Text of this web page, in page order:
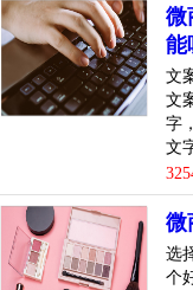
问：零钱支付额度20
办？
答：：微信零钱支付
行卡来进行微信支付
问：零钱支付额度超
微信零钱不能用于微
每年的1月1日（如
微
能
文
文
字
文
微
选
个